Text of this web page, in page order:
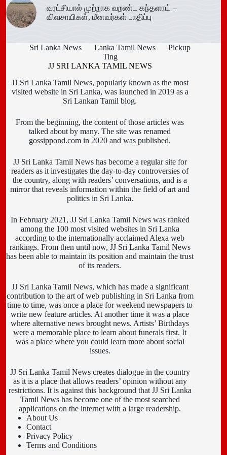
வரட்சியால் முற்றாக வறண்ட கந்தளாய் –
விவசாயிகள், மீனவர்கள் பாதிப்பு
Sri Lanka News Lanka Tamil News
Pickup
Ting
JJ SRI LANKA TAMIL NEWS
JJ Sri Lanka Tamil News, popularly known as the most
visited website in Sri Lanka, was launched in 2019 as a
Sri Lankan Tamil blog.
From the beginning, the content of those articles was
talked about by many. The site was renamed
gossippond.com in 2020 and was published.
JJ Sri Lanka Tamil News has become a regular site for
readers as it investigates the day-to-day controversies of
the country, along with readers’ conversations, and is a
mirror that reveals information within the field of art and
politics in Sri Lanka.
In February 2021, JJ Sri Lanka Tamil News was ranked
among the 100 most visited websites in Sri Lanka
according to the internationally acclaimed Alexa web
rankings. From then until now, JJ Sri Lanka Tamil News
has been able to maintain its position and maintain the trust
of its readers.
JJ Sri Lanka Tamil News, which has made a significant
contribution to the art of web publishing in Sri Lanka from
time to time, was once a place for weekend newspapers to
write new feature articles. At another time it was a place
where alternative news brought news. Artists’ Birthdays
were a memorable place to learn about funerals first. It
was a place where you could learn more about social
issues.
JJ Sri Lanka Tamil News creates dialogue in the country
as it is a place that allows readers’ opinion without any
restrictions. It is against this background that JJ Sri Lanka
Tamil News has become one of the most searched
applications on the internet with a large readership.
About Us
Contact
Privacy Policy
Terms and Conditions